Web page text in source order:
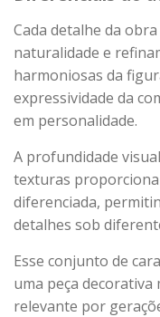
Cada detalhe da
naturalidade e
harmoniosas da
expressividade da
em personalidade.
A profundidade
texturas
diferenciada,
detalhes sob
Esse conjunto de
uma peça
relevante por